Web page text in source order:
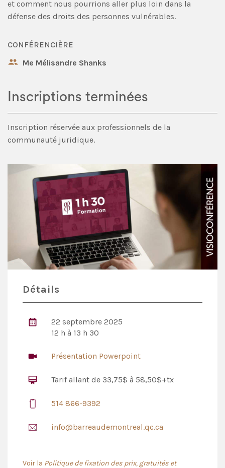
et comment nous pourrions aller plus loin dans la
défense des droits des personnes vulnérables.
CONFÉRENCIÈRE
Me Mélisandre Shanks
Inscriptions terminées
Inscription réservée aux professionnels de la
communauté juridique.
Détails
22 septembre 2025
12 h à 13 h 30
Présentation Powerpoint
Tarif allant de 33,75$ à 58,50$+tx
514 866-9392
info@barreaudemontreal.qc.ca
Voir la Politique de fixation des prix, gratuités et